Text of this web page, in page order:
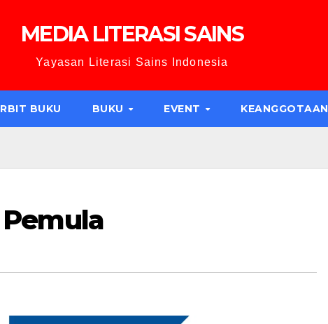
MEDIA LITERASI SAINS
Yayasan Literasi Sains Indonesia
BUKU BUKU EVENT KEANGGOTAAN